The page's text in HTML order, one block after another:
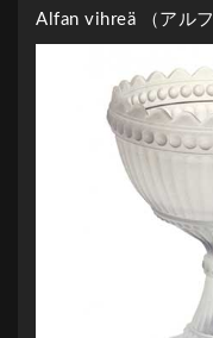
Alfan vihreä （アル